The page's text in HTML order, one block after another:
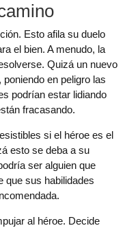
Esto afila su duelo
el bien. A menudo, la
Quizá un nuevo
en peligro las
podrían estar lidiando
fracasando.
si el héroe es el
esto se deba a su
ser alguien que
que sus habilidades
al héroe. Decide